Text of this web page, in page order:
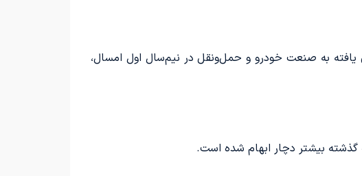
که بخش عمده‌ای از ۴.۹ میلیارد دلار ارز تخصیص یافته به صنعت خودرو و حمل‌ونقل در نیم‌سال اول امسال،
بیشتر دچار ابهام شده است.